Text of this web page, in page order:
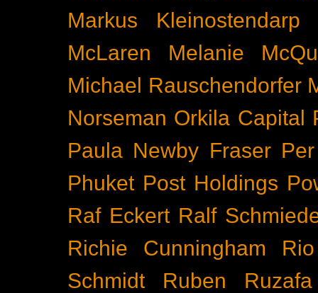
Markus Kleinostendarp
McLaren
Melanie
Michael Rauschendorfer
Norseman Orkila Capital
Paula Newby Fraser
Phuket Post Holdings
Raf Eckert Ralf
Richie Cunningham
Rio
Schmidt
Ruben Ruzafa